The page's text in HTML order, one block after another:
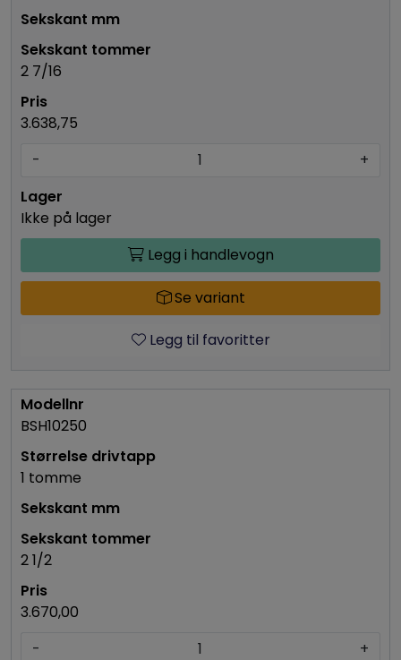
2 7/16
3.638,75
-
+
Ikke på lager
Legg i handlevogn
Se variant
Legg til favoritter
BSH10250
1 tomme
2 1/2
3.670,00
-
+